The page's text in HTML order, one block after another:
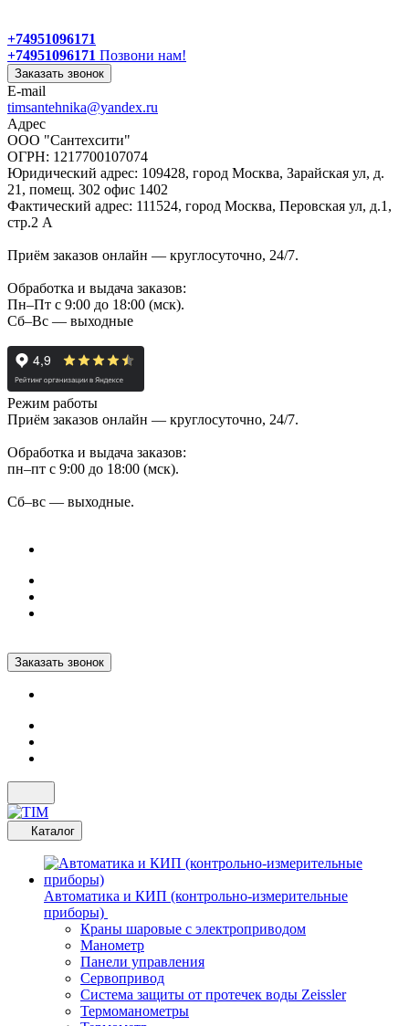
+74951096171
+74951096171 Позвони нам!
Заказать звонок
E-mail
timsantehnika@yandex.ru
Адрес
ООО "Сантехсити"
ОГРН: 1217700107074
Юридический адрес: 109428, город Москва, Зарайская ул, д.
21, помещ. 302 офис 1402
Фактический адрес: 111524, город Москва, Перовская ул, д.1,
стр.2 А
Приём заказов онлайн — круглосуточно, 24/7.
Обработка и выдача заказов:
Пн–Пт с 9:00 до 18:00 (мск).
Сб–Вс — выходные
Режим работы
Приём заказов онлайн — круглосуточно, 24/7.
Обработка и выдача заказов:
пн–пт с 9:00 до 18:00 (мск).
Сб–вс — выходные.
Заказать звонок
Каталог
Автоматика и КИП (контрольно-измерительные
приборы)
Краны шаровые с электроприводом
Манометр
Панели управления
Сервопривод
Система защиты от протечек воды Zeissler
Термоманометры